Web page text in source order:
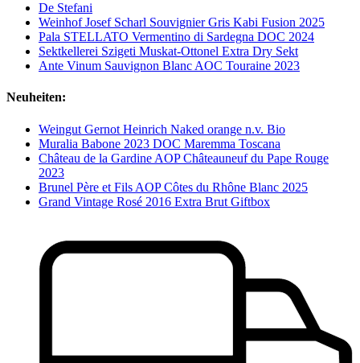
De Stefani
Weinhof Josef Scharl Souvignier Gris Kabi Fusion 2025
Pala STELLATO Vermentino di Sardegna DOC 2024
Sektkellerei Szigeti Muskat-Ottonel Extra Dry Sekt
Ante Vinum Sauvignon Blanc AOC Touraine 2023
Neuheiten:
Weingut Gernot Heinrich Naked orange n.v. Bio
Muralia Babone 2023 DOC Maremma Toscana
Château de la Gardine AOP Châteauneuf du Pape Rouge
2023
Brunel Père et Fils AOP Côtes du Rhône Blanc 2025
Grand Vintage Rosé 2016 Extra Brut Giftbox